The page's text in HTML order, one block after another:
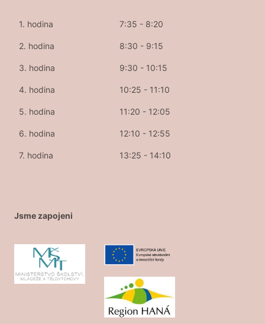
1. hodina 7:35 - 8:20
2. hodina 8:30 - 9:15
3. hodina 9:30 - 10:15
4. hodina 10:25 - 11:10
5. hodina 11:20 - 12:05
6. hodina 12:10 - 12:55
7. hodina 13:25 - 14:10
Jsme zapojeni